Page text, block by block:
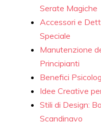
Serate Magiche
Accessori e
Speciale
Manutenzione
Principianti
Benefici
Idee Creative
Stili di Design:
Scandinavo